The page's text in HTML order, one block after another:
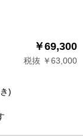
￥69,300
税抜 ￥63,000
)